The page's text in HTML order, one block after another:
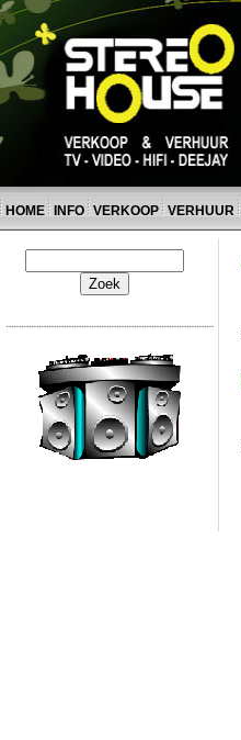
HOME INFO VERKOOP VERHUUR